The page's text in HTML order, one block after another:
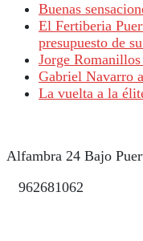
Buenas
El Fertiberia
presupuesto de
Jorge
Gabriel Navarro
La vuelta a la
Alfambra 24 Bajo
962681062